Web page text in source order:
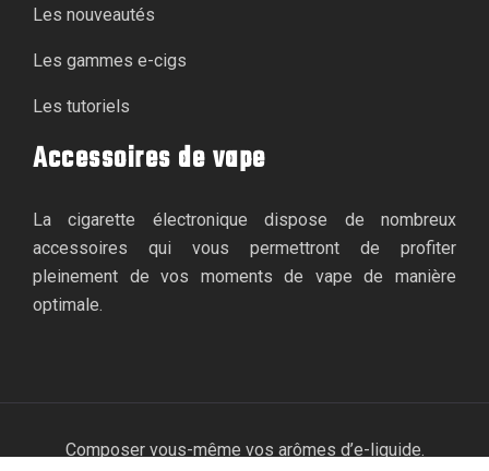
Les nouveautés
Les gammes e-cigs
Les tutoriels
Accessoires de vape
La cigarette électronique dispose de nombreux
accessoires qui vous permettront de profiter
pleinement de vos moments de vape de manière
optimale.
Composer vous-même vos arômes d’e-liquide.